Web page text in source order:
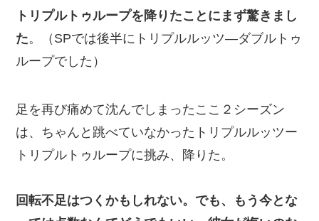
トリプルトゥループを降りたことにまず驚きまし
た。（SPでは後半にトリプルルッツ―ダブルトゥ
ループでした）
足を再び痛めて沈んでしまったここ２シーズン
は、ちゃんと跳べていなかったトリプルルッツー
トリプルトゥループに挑み、降りた。
回転不足はつくかもしれない。でも、もう今とな